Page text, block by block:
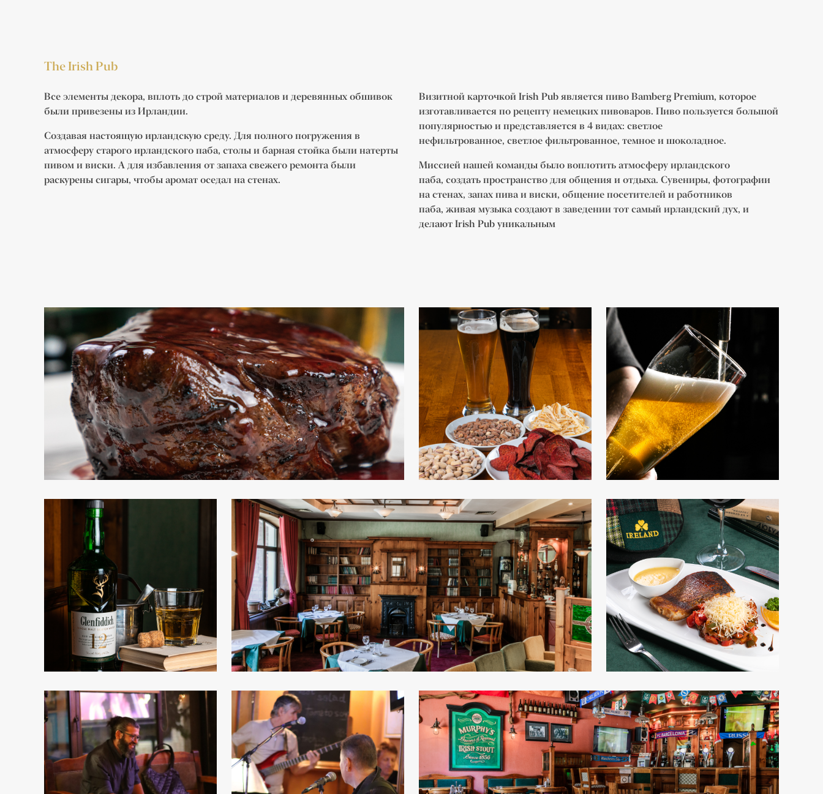
The Irish Pub
Все элементы декора, вплоть до строй материалов и деревянных обшивок
были привезены из Ирландии.
Создавая настоящую ирландскую среду. Для полного погружения в
атмосферу старого ирландского паба, столы и барная стойка были натерты
пивом и виски. А для избавления от запаха свежего ремонта были
раскурены сигары, чтобы аромат оседал на стенах.
Визитной карточкой Irish Pub является пиво Bamberg Premium, которое
изготавливается по рецепту немецких пивоваров. Пиво пользуется большой
популярностью и представляется в 4 видах: светлое
нефильтрованное, светлое фильтрованное, темное и шоколадное.
Миссией нашей команды было воплотить атмосферу ирландского
паба, создать пространство для общения и отдыха. Сувениры, фотографии
на стенах, запах пива и виски, общение посетителей и работников
паба, живая музыка создают в заведении тот самый ирландский дух, и
делают Irish Pub уникальным